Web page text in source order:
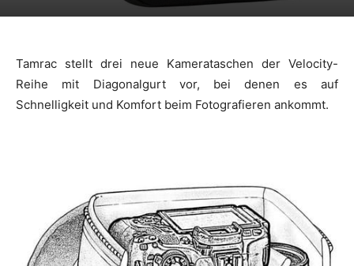
Tamrac stellt drei neue Kamerataschen der Velocity-
Reihe mit Diagonalgurt vor, bei denen es auf
Schnelligkeit und Komfort beim Fotografieren ankommt.